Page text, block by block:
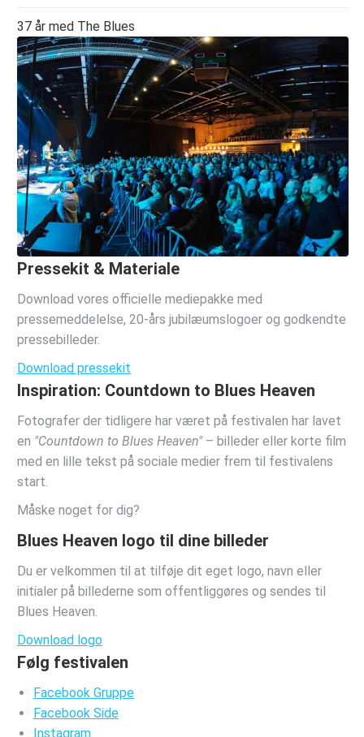
37 år med The Blues
Pressekit & Materiale
Download vores officielle mediepakke med
pressemeddelelse, 20-års jubilæumslogoer og godkendte
pressebilleder.
Download pressekit
Inspiration: Countdown to Blues Heaven
Fotografer der tidligere har været på festivalen har lavet
en "Countdown to Blues Heaven"– billeder eller korte film
med en lille tekst på sociale medier frem til festivalens
start.
Måske noget for dig?
Blues Heaven logo til dine billeder
Du er velkommen til at tilføje dit eget logo, navn eller
initialer på billederne som offentliggøres og sendes til
Blues Heaven.
Download logo
Følg festivalen
Facebook Gruppe
Facebook Side
Instagram